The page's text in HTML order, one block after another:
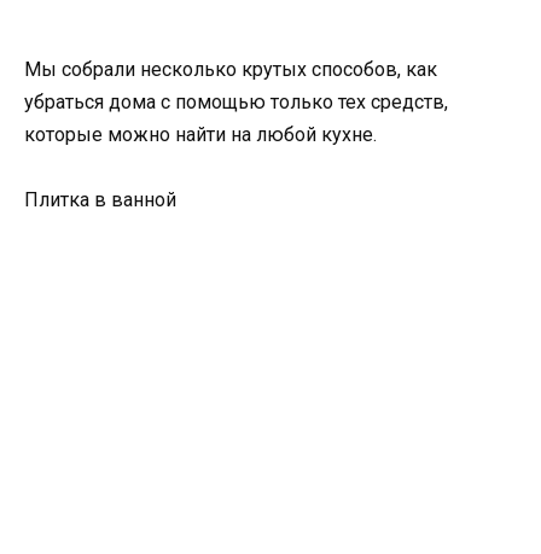
Мы собрали несколько крутых способов, как
убраться дома с помощью только тех средств,
которые можно найти на любой кухне.
Плитка в ванной